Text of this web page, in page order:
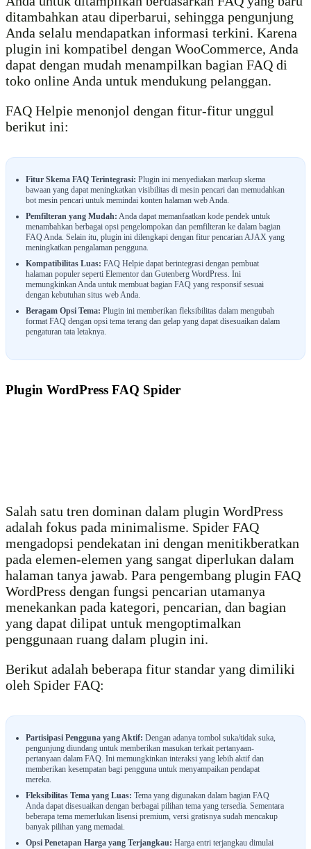
ditambahkan atau diperbarui, sehingga pengunjung
Anda selalu mendapatkan informasi terkini. Karena
plugin ini kompatibel dengan WooCommerce, Anda
dapat dengan mudah menampilkan bagian FAQ di
toko online Anda untuk mendukung pelanggan.
FAQ Helpie menonjol dengan fitur-fitur unggul
berikut ini:
Fitur Skema FAQ Terintegrasi: Plugin ini menyediakan markup skema
bawaan yang dapat meningkatkan visibilitas di mesin pencari dan memudahkan
bot mesin pencari untuk memindai konten halaman web Anda.
Pemfilteran yang Mudah: Anda dapat memanfaatkan kode pendek untuk
menambahkan berbagai opsi pengelompokan dan pemfilteran ke dalam bagian
FAQ Anda. Selain itu, plugin ini dilengkapi dengan fitur pencarian AJAX yang
meningkatkan pengalaman pengguna.
Kompatibilitas Luas: FAQ Helpie dapat berintegrasi dengan pembuat
halaman populer seperti Elementor dan Gutenberg WordPress. Ini
memungkinkan Anda untuk membuat bagian FAQ yang responsif sesuai
dengan kebutuhan situs web Anda.
Beragam Opsi Tema: Plugin ini memberikan fleksibilitas dalam mengubah
format FAQ dengan opsi tema terang dan gelap yang dapat disesuaikan dalam
pengaturan tata letaknya.
Plugin WordPress FAQ Spider
Salah satu tren dominan dalam plugin WordPress
adalah fokus pada minimalisme. Spider FAQ
mengadopsi pendekatan ini dengan menitikberatkan
pada elemen-elemen yang sangat diperlukan dalam
halaman tanya jawab. Para pengembang plugin FAQ
WordPress dengan fungsi pencarian utamanya
menekankan pada kategori, pencarian, dan bagian
yang dapat dilipat untuk mengoptimalkan
penggunaan ruang dalam plugin ini.
Berikut adalah beberapa fitur standar yang dimiliki
oleh Spider FAQ:
Partisipasi Pengguna yang Aktif: Dengan adanya tombol suka/tidak suka,
pengunjung diundang untuk memberikan masukan terkait pertanyaan-
pertanyaan dalam FAQ. Ini memungkinkan interaksi yang lebih aktif dan
memberikan kesempatan bagi pengguna untuk menyampaikan pendapat
mereka.
Fleksibilitas Tema yang Luas: Tema yang digunakan dalam bagian FAQ
Anda dapat disesuaikan dengan berbagai pilihan tema yang tersedia. Sementara
beberapa tema memerlukan lisensi premium, versi gratisnya sudah mencakup
banyak pilihan yang memadai.
Opsi Penetapan Harga yang Terjangkau: Harga entri terjangkau dimulai